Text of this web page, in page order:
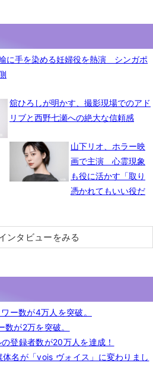
に手を染める妊婦役を熱演 シンガポ
舘ひろしが明かす、撮影現場でのアド
リブと西野七瀬への絶大な信頼感
山下リオ、ホラー映
画で主演 心霊現象
も役に活かす「取り
憑かれてもいい役だ
ンタビューをみる
数が4万人を突破。
が2万を突破。
登録者数が20万人を達成！
名が「vois ヴォイス」に変わりまし